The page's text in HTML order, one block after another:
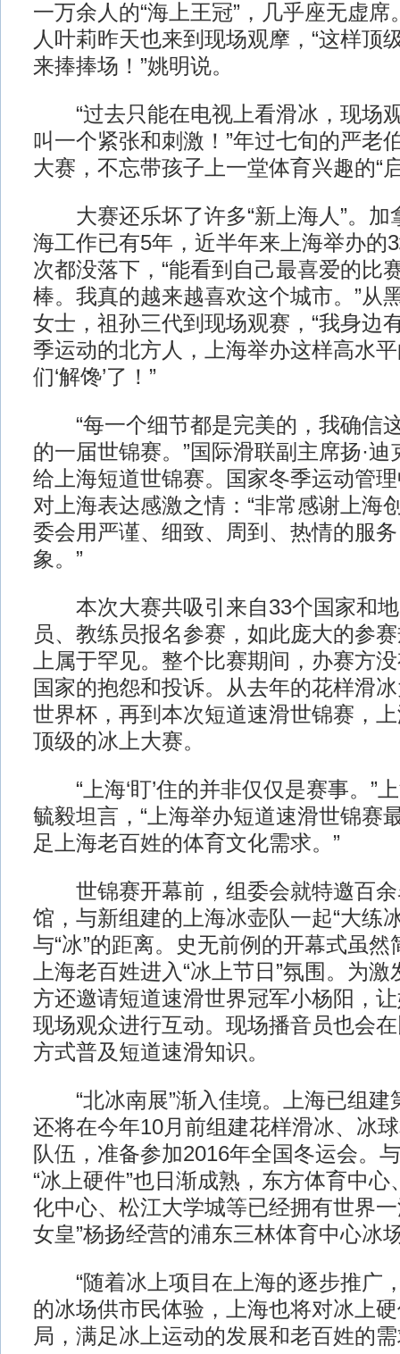
一万余人的“海上王冠”，几乎座无虚席
人叶莉昨天也来到现场观摩，“这样顶
来捧捧场！”姚明说。
“过去只能在电视上看滑冰，现场
叫一个紧张和刺激！”年过七旬的严老
大赛，不忘带孩子上一堂体育兴趣的“
大赛还乐坏了许多“新上海人”。加
海工作已有5年，近半年来上海举办的
次都没落下，“能看到自己最喜爱的比
棒。我真的越来越喜欢这个城市。”从
女士，祖孙三代到现场观赛，“我身边
季运动的北方人，上海举办这样高水
们‘解馋’了！”
“每一个细节都是完美的，我确信
的一届世锦赛。”国际滑联副主席扬·
给上海短道世锦赛。国家冬季运动管
对上海表达感激之情：“非常感谢上海
委会用严谨、细致、周到、热情的服
象。”
本次大赛共吸引来自33个国家和地
员、教练员报名参赛，如此庞大的参
上属于罕见。整个比赛期间，办赛方
国家的抱怨和投诉。从去年的花样滑
世界杯，再到本次短道速滑世锦赛，
顶级的冰上大赛。
“上海‘盯’住的并非仅仅是赛事。”
毓毅坦言，“上海举办短道速滑世锦赛
足上海老百姓的体育文化需求。”
世锦赛开幕前，组委会就特邀百余
馆，与新组建的上海冰壶队一起“大练
与“冰”的距离。史无前例的开幕式虽
上海老百姓进入“冰上节日”氛围。为
方还邀请短道速滑世界冠军小杨阳，
现场观众进行互动。现场播音员也会
方式普及短道速滑知识。
“北冰南展”渐入佳境。上海已组建
还将在今年10月前组建花样滑冰、冰
队伍，准备参加2016年全国冬运会。
“冰上硬件”也日渐成熟，东方体育中
化中心、松江大学城等已经拥有世界
女皇”杨扬经营的浦东三林体育中心冰
“随着冰上项目在上海的逐步推广
的冰场供市民体验，上海也将对冰上
局，满足冰上运动的发展和老百姓的